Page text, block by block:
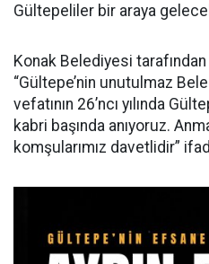
Gültepeliler bir araya
Konak Belediyesi tarafından
“Gültepe’nin unutulmaz
vefatının 26’ncı yılında
kabri başında anıyoruz.
komşularımız davetlidir”